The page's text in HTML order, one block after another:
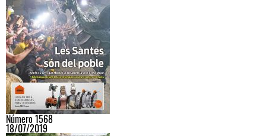
Número 1568
18/07/2019